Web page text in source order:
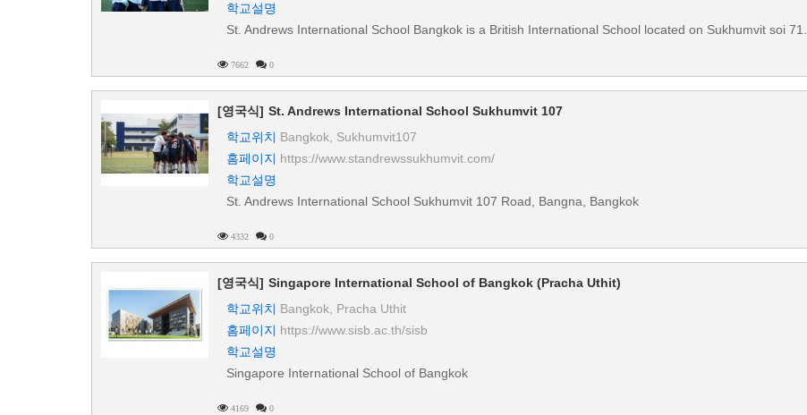
학교설명
St. Andrews International School Bangkok is a British International School located on Sukhumvit soi 71.
7662 0
[영국식] St. Andrews International School Sukhumvit 107
학교위치 Bangkok, Sukhumvit107
홈페이지 https://www.standrewssukhumvit.com/
학교설명
St. Andrews International School Sukhumvit 107 Road, Bangna, Bangkok
4332 0
[영국식] Singapore International School of Bangkok (Pracha Uthit)
학교위치 Bangkok, Pracha Uthit
홈페이지 https://www.sisb.ac.th/sisb
학교설명
Singapore International School of Bangkok
4169 0